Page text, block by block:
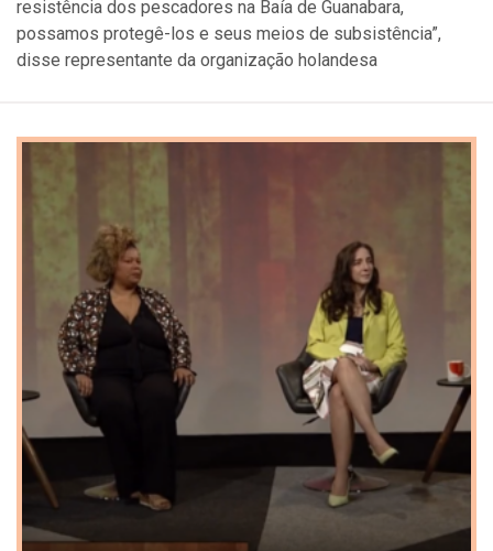
resistência dos pescadores na Baía de Guanabara,
possamos protegê-los e seus meios de subsistência”,
disse representante da organização holandesa